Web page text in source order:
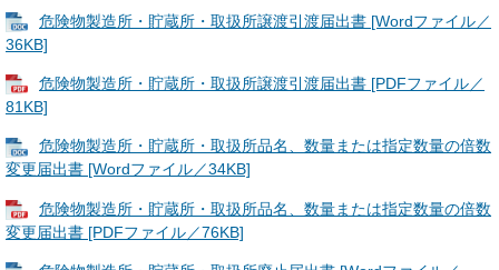
危険物製造所・貯蔵所・取扱所譲渡引渡届出書 [Wordファイル／
36KB]
危険物製造所・貯蔵所・取扱所譲渡引渡届出書 [PDFファイル／
81KB]
危険物製造所・貯蔵所・取扱所品名、数量または指定数量の倍数
変更届出書 [Wordファイル／34KB]
危険物製造所・貯蔵所・取扱所品名、数量または指定数量の倍数
変更届出書 [PDFファイル／76KB]